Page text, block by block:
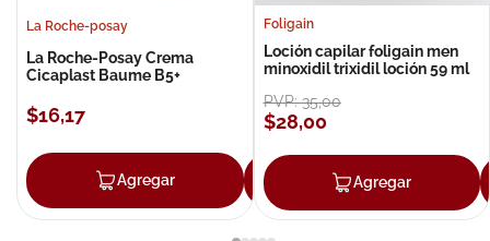
La Roche-posay
La Roche-Posay Crema
Cicaplast Baume B5+
$16,17
Agregar Agregar
Foligain
Loción capilar foligain men
minoxidil trixidil loción 59 ml
PVP:35,00
$28,00
Agregar